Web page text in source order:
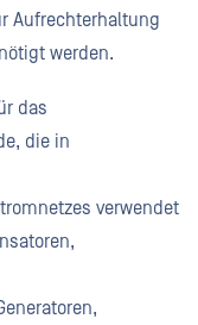
Aufrechterhaltung
werden.
das
die in
verwendet